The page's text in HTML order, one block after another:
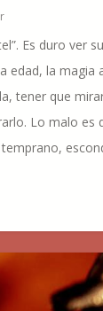
Es duro ver
edad, la magia
tener que
Lo malo es